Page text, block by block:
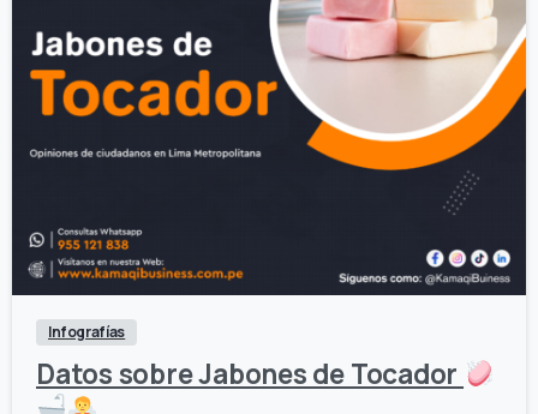
0
Infografías
Datos sobre Jabones de Tocador